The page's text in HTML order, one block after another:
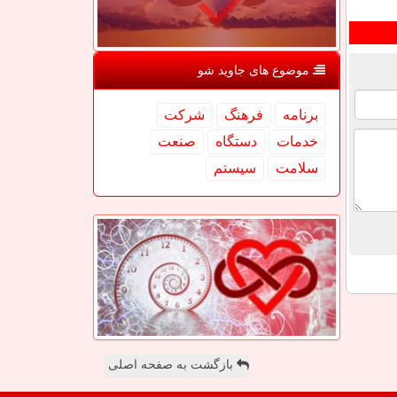
موضوع های جاوید شو
برنامه فرهنگ
شركت
خدمات
دستگاه
صنعت
سلامت
سیستم
بازگشت به صفحه اصلی